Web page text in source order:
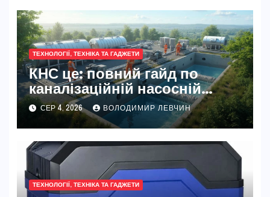
ТЕХНОЛОГІЇ, ТЕХНІКА ТА ГАДЖЕТИ
КНС це: повний гайд по
каналізаційній насосній
станції
СЕР 4, 2026 ВОЛОДИМИР ЛЕВЧИН
ТЕХНОЛОГІЇ, ТЕХНІКА ТА ГАДЖЕТИ